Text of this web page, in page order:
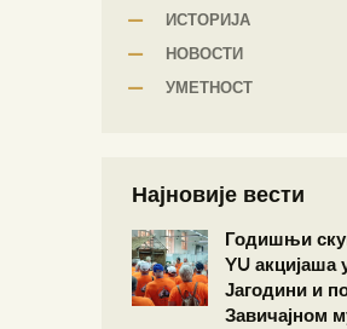
ИСТОРИЈА
НОВОСТИ
УМЕТНОСТ
Најновије вести
Годишњи
YU акцијаша
Јагодини и
Завичајном